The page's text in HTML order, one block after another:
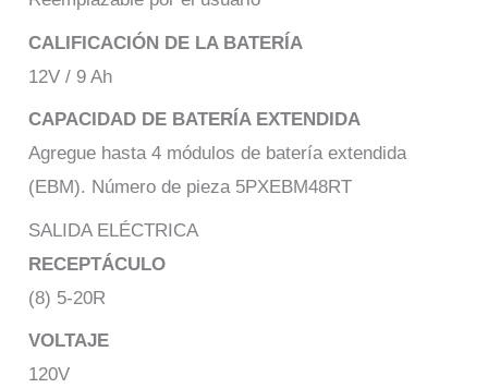
CALIFICACIÓN DE LA BATERÍA
12V / 9 Ah
CAPACIDAD DE BATERÍA EXTENDIDA
Agregue hasta 4 módulos de batería extendida
(EBM). Número de pieza 5PXEBM48RT
SALIDA ELÉCTRICA
RECEPTÁCULO
(8) 5-20R
VOLTAJE
120V